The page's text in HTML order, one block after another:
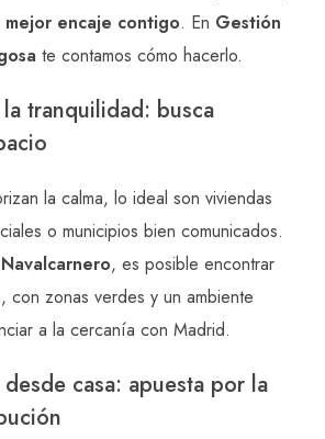
mejor encaje contigo. En Gestión
te contamos cómo hacerlo.
tranquilidad: busca
la calma, lo ideal son viviendas
o municipios bien comunicados.
Navalcarnero, es posible encontrar
con zonas verdes y un ambiente
a la cercanía con Madrid.
casa: apuesta por la